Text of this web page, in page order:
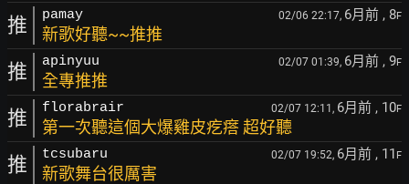
推 pamay 02/06 22:17, 6月前 , 8F
新歌好聽~~推推
推 apinyuu 02/07 01:39, 6月前 , 9F
全專推推
推 florabrair 02/07 12:11, 6月前 , 10F
第一次聽這個大爆雞皮疙瘩 超好聽
推 tcsubaru 02/07 19:52, 6月前 , 11 F
新歌舞台很厲害